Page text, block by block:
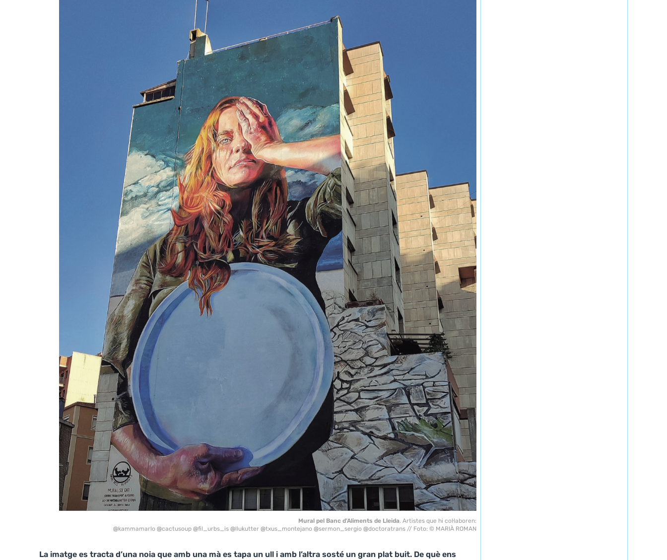
Mural pel Banc d’Aliments de Lleida. Artistes que hi col·laboren:
@kammamarlo @cactusoup @fil_urbs_is @llukutter @txus_montejano @sermon_sergio @doctoratrans // Foto: © MARIÀ ROMAN
La imatge es tracta d’una noia que amb una mà es tapa un ull i amb l’altra sosté un gran plat buit. De què ens